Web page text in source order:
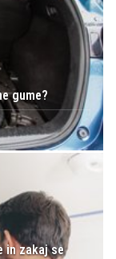
gume?
in zakaj se